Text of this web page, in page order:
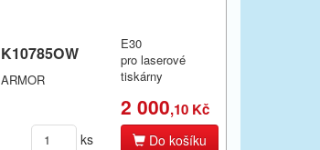
K10785OW
ARMOR
E30
pro laserové
tiskárny
2 000,10 Kč
ks Do košíku